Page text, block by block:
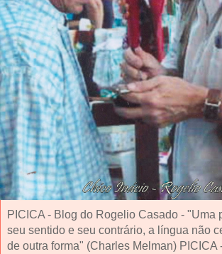
PICICA - Blog do Rogelio Casado - "Uma
seu sentido e seu contrário, a língua não
de outra forma" (Charles Melman) PICICA